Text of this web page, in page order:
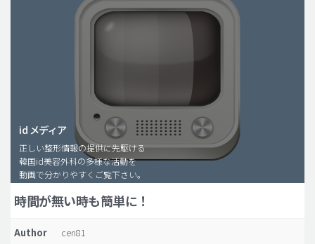
脂肪注入(アンチエイジング)
豊胸手術・バストアップ
プチ整形
脂肪吸引 (大容量)
id メディア
正しい整形情報の提供に先駆ける
韓国id美容外科の多様な活動を
動画で分かりやすくご覧下さい。
時間が無い時も簡単に！
Author cen81